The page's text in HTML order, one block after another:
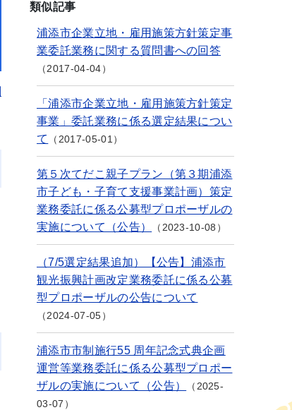
類似記事
浦添市企業立地・雇用施策方針策定事
業委託業務に関する質問書への回答
2017-04-04
「浦添市企業立地・雇用施策方針策定
事業」委託業務に係る選定結果につい
て
2017-05-01
第５次てだこ親子プラン（第３期浦添
市子ども・子育て支援事業計画）策定
業務委託に係る公募型プロポーザルの
実施について（公告）
2023-10-08
（7/5選定結果追加）【公告】浦添市
観光振興計画改定業務委託に係る公募
型プロポーザルの公告について
2024-07-05
浦添市市制施行55 周年記念式典企画
運営等業務委託に係る公募型プロポー
ザルの実施について（公告）
2025-
03-07